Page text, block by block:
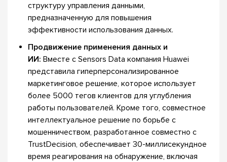
структуру управления данными,
предназначенную для повышения
эффективности использования данных.
Продвижение применения данных и
ИИ: Вместе с Sensors Data компания Huawei
представила гиперперсонализированное
маркетинговое решение, которое использует
более 5000 тегов клиентов для углубления
работы пользователей. Кроме того, совместное
интеллектуальное решение по борьбе с
мошенничеством, разработанное совместно с
TrustDecision, обеспечивает 30-миллисекундное
время реагирования на обнаружение, включая